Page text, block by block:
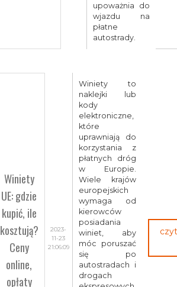
upoważnia do
wjazdu na
płatne
autostrady.
Winiety
UE: gdzie
kupić, ile
kosztują?
Ceny
online,
opłaty
2023-
11-23
21:06:09
Winiety to
naklejki lub
kody
elektroniczne,
które
uprawniają do
korzystania z
płatnych dróg
w Europie.
Wiele krajów
europejskich
wymaga od
kierowców
posiadania
winiet, aby
móc poruszać
się po
autostradach i
drogach